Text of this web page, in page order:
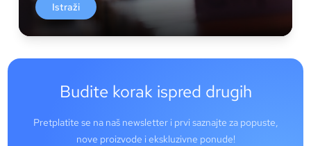
Istraži
Budite korak ispred drugih
Pretplatite se na naš newsletter i prvi saznajte za popuste,
nove proizvode i ekskluzivne ponude!